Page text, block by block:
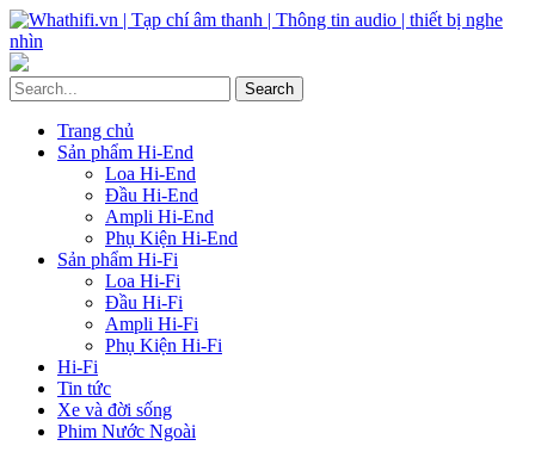
Trang chủ
Sản phẩm Hi-End
Loa Hi-End
Đầu Hi-End
Ampli Hi-End
Phụ Kiện Hi-End
Sản phẩm Hi-Fi
Loa Hi-Fi
Đầu Hi-Fi
Ampli Hi-Fi
Phụ Kiện Hi-Fi
Hi-Fi
Tin tức
Xe và đời sống
Phim Nước Ngoài